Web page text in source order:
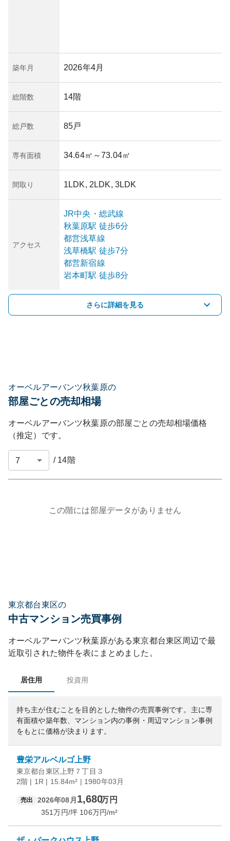
築年月 2026年4月
総階数 14階
総戸数 85戸
専有面積 34.64㎡ ～73.04㎡
間取り 1LDK, 2LDK, 3LDK
アクセス
JR中央・総武線
秋葉原駅 徒歩6分
都営浅草線
浅草橋駅 徒歩7分
都営新宿線
岩本町駅 徒歩8分
さらに詳細を見る
オーベルアーバンツ秋葉原の
部屋ごとの売却相場
オーベルアーバンツ秋葉原の部屋ごとの売却相場価格
（推定）です。
/ 14階
この階には部屋データがありません
東京都台東区の
中古マンション売買事例
オーベルアーバンツ秋葉原がある東京都台東区周辺で最
近取引された物件を表にまとめました。
居住用 投資用
持ち主が住むことを目的とした物件の売買事例です。 主に専
有面積や築年数、マンション内の事例・周辺マンション事例
をもとに価格が決まります。
豊栄アルベルゴ上野
東京都台東区上野７丁目３
2階 | 1R | 15.84m² | 1980年03月
売出 2026年08月 1,680万円
351万円/坪 106万円/m²